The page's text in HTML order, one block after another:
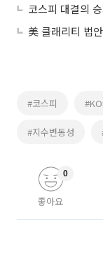
코스피 대결의
#코스피
#지수변동성
좋아요
0